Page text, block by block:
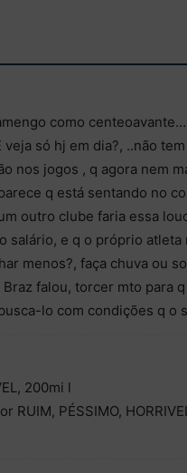
como
só hj em dia?, ..não
nos jogos , q agora nem
q está sentando no
outro clube faria essa
salário, e q o próprio
menos?, faça chuva ou
falou, torcer mto para
lo com condições q o
200mi l
RUIM, PÉSSIMO,